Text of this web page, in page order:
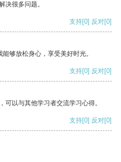
决很多问题。
支持[0] 反对[0]
够放松身心，享受美好时光。
支持[0] 反对[0]
可以与其他学习者交流学习心得。
支持[0] 反对[0]